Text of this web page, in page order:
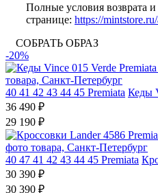
Полные условия возврата
странице: https://
СОБРАТЬ ОБРАЗ
-20%
40 41 42 43 44 45 Premiata Кеды
36 490 ₽
29 190 ₽
40 47 41 42 43 44 45 Premiata
30 390 ₽
30 390 ₽